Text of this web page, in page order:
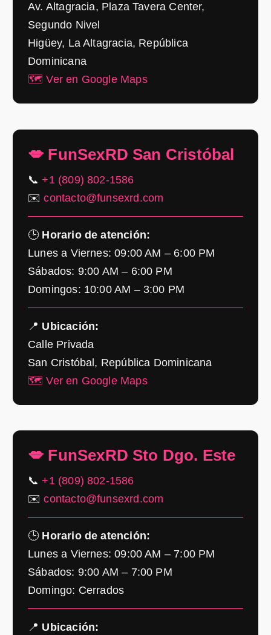
Av. Altagracia, Plaza Tavera Center,
Segundo Nivel
Higüey, La Altagracia, República
Dominicana
🗺️ Ver en Google Maps
💋 FunSexRD San Cristóbal
📞+1 (809) 802-1586
✉️contacto@funsexrd.com
🕒 Horario de atención:
Lunes a Viernes: 09:00 AM – 6:00 PM
Sábados: 9:00 AM – 6:00 PM
Domingos: 10:00 AM – 3:00 PM
📍 Ubicación:
Calle Privada
San Cristóbal, República Dominicana
🗺️ Ver en Google Maps
💋 FunSexRD Sto Dgo. Este
📞+1 (809) 802-1586
✉️contacto@funsexrd.com
🕒 Horario de atención:
Lunes a Viernes: 09:00 AM – 7:00 PM
Sábados: 9:00 AM – 7:00 PM
Domingo: Cerrados
📍 Ubicación: